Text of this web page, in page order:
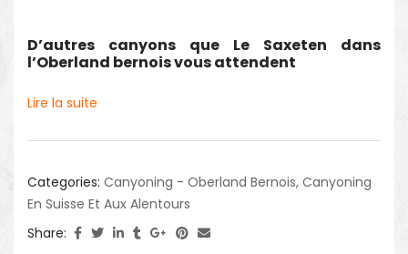
D’autres canyons que Le Saxeten dans
l’Oberland bernois vous attendent
Lire la suite
Categories: Canyoning - Oberland Bernois, Canyoning
En Suisse Et Aux Alentours
Share: